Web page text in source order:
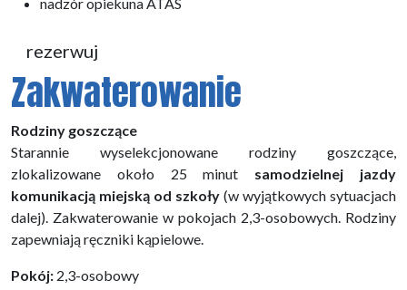
rezerwuj
Zakwaterowanie
Rodziny goszczące
Starannie wyselekcjonowane rodziny goszczące,
zlokalizowane około 25 minut samodzielnej jazdy
komunikacją miejską od szkoły (w wyjątkowych sytuacjach
dalej). Zakwaterowanie w pokojach 2,3-osobowych. Rodziny
zapewniają ręczniki kąpielowe.
Pokój: 2,3-osobowy